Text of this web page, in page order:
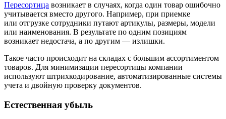
Пересортица возникает в случаях, когда один товар ошибочно
учитывается вместо другого. Например, при приемке
или отгрузке сотрудники путают артикулы, размеры, модели
или наименования. В результате по одним позициям
возникает недостача, а по другим — излишки.
Такое часто происходит на складах с большим ассортиментом
товаров. Для минимизации пересортицы компании
используют штрихкодирование, автоматизированные системы
учета и двойную проверку документов.
Естественная убыль